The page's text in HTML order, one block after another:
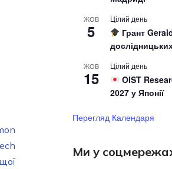
ЖОВ
5
Цілий день
Грант
ЖОВ
15
Цілий день
OIST
2027 у Японії
Перегляд Календаря
Ми у